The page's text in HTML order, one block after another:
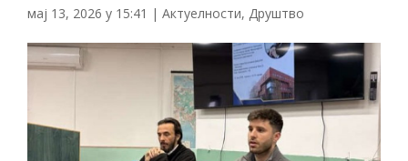
мај 13, 2026 у 15:41 | Актуелности, Друштво